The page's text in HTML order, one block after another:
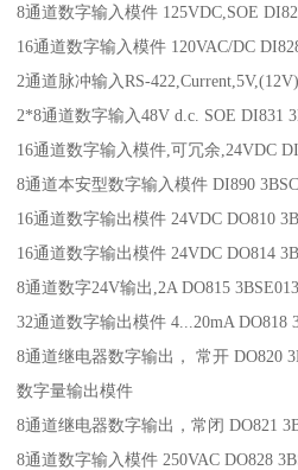
8通道数字输入模件 125VDC,SOE
16通道数字输入模件 120VAC/DC
2通道脉冲输入RS-
2*8通道数字输入48V d.c. SOE DI831
16通道数字输入模件,可冗余,24VDC
8通道本安型数字输入模件 DI890
16通道数字输出模件 24VDC DO810
16通道数字输出模件 24VDC DO814
8通道数字24V输出,2A DO815
32通道数字输出模件 4...20mA DO818
8通道继电器数字输出， 常开 DO820
数字量输出模件
8通道继电器数字输出，常闭 DO821
8通道数字输入模件 250VAC DO828